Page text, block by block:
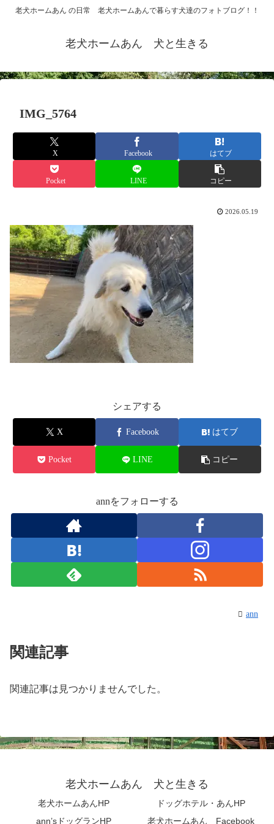
老犬ホームあん の日常 老犬ホームあんで暮らす犬達のフォトブログ！！
老犬ホームあん 犬と生きる
IMG_5764
X Facebook はてブ
Pocket LINE コピー
2026.05.19
シェアする
X Facebook はてブ
Pocket LINE コピー
annをフォローする
ann
関連記事
関連記事は見つかりませんでした。
老犬ホームあん 犬と生きる
老犬ホームあんHP
ドッグホテル・あんHP
ann’sドッグランHP
老犬ホームあん Facebook